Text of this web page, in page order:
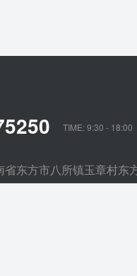
TIME: 9:30 - 18:00
省东方市八所镇玉章村东